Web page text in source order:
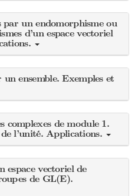
par un endomorphisme ou
d’un espace vectoriel
ensemble. Exemples et
complexes de module 1.
l’unité. Applications.
espace vectoriel de
de GL(E).